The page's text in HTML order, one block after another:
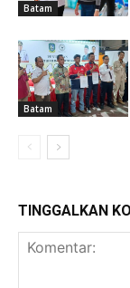
Batam
Batam
TINGGALKAN